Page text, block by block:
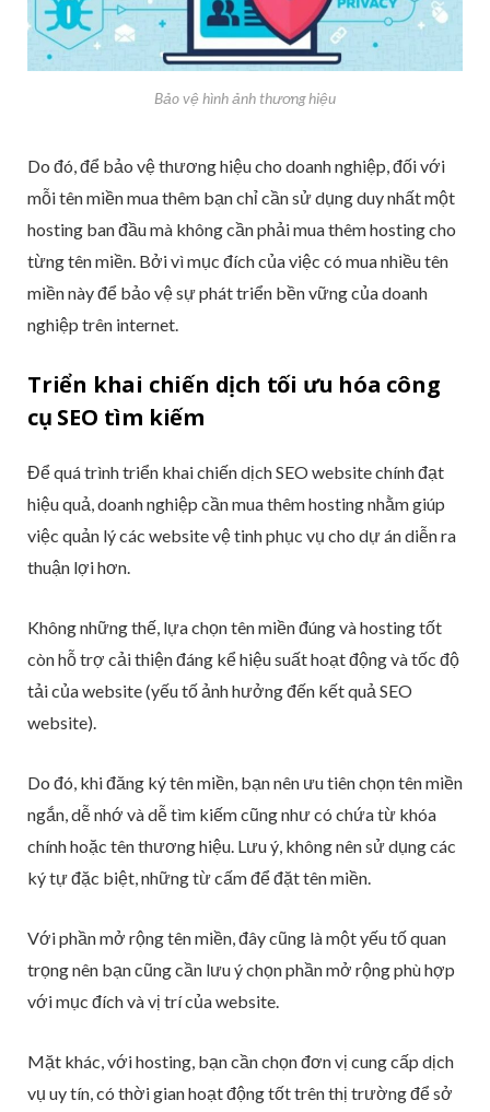
Bảo vệ hình ảnh thương hiệu
Do đó, để bảo vệ thương hiệu cho doanh nghiệp, đối với
mỗi tên miền mua thêm bạn chỉ cần sử dụng duy nhất một
hosting ban đầu mà không cần phải mua thêm hosting cho
từng tên miền. Bởi vì mục đích của việc có mua nhiều tên
miền này để bảo vệ sự phát triển bền vững của doanh
nghiệp trên internet.
Triển khai chiến dịch tối ưu hóa công
cụ SEO tìm kiếm
Để quá trình triển khai chiến dịch SEO website chính đạt
hiệu quả, doanh nghiệp cần mua thêm hosting nhằm giúp
việc quản lý các website vệ tinh phục vụ cho dự án diễn ra
thuận lợi hơn.
Không những thế, lựa chọn tên miền đúng và hosting tốt
còn hỗ trợ cải thiện đáng kể hiệu suất hoạt động và tốc độ
tải của website (yếu tố ảnh hưởng đến kết quả SEO
website).
Do đó, khi đăng ký tên miền, bạn nên ưu tiên chọn tên miền
ngắn, dễ nhớ và dễ tìm kiếm cũng như có chứa từ khóa
chính hoặc tên thương hiệu. Lưu ý, không nên sử dụng các
ký tự đặc biệt, những từ cấm để đặt tên miền.
Với phần mở rộng tên miền, đây cũng là một yếu tố quan
trọng nên bạn cũng cần lưu ý chọn phần mở rộng phù hợp
với mục đích và vị trí của website.
Mặt khác, với hosting, bạn cần chọn đơn vị cung cấp dịch
vụ uy tín, có thời gian hoạt động tốt trên thị trường để sở